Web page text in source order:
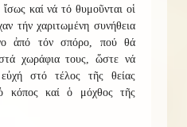
καί νά τό θυμοῦνται οἱ
τήν χαριτωμένη συνήθεια
ἀπό τόν σπόρο, πού θά
χωράφια τους, ὥστε νά
στό τέλος τῆς θείας
ὁ κόπος καί ὁ μόχθος τῆς